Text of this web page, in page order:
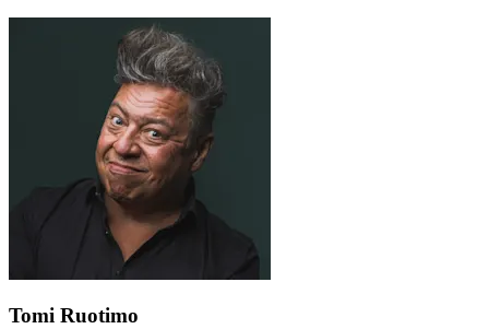
Tomi Ruotimo